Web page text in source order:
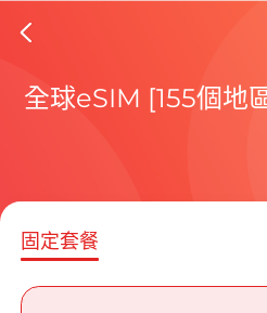
包含
全球eSIM [155個地
固定套餐